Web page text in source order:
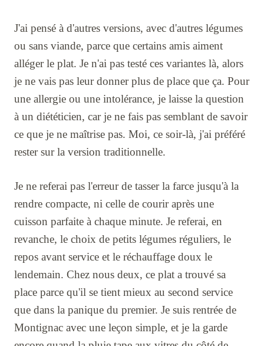
J'ai pensé à d'autres versions, avec d'autres légumes
ou sans viande, parce que certains amis aiment
alléger le plat. Je n'ai pas testé ces variantes là, alors
je ne vais pas leur donner plus de place que ça. Pour
une allergie ou une intolérance, je laisse la question
à un diététicien, car je ne fais pas semblant de savoir
ce que je ne maîtrise pas. Moi, ce soir-là, j'ai préféré
rester sur la version traditionnelle.
Je ne referai pas l'erreur de tasser la farce jusqu'à la
rendre compacte, ni celle de courir après une
cuisson parfaite à chaque minute. Je referai, en
revanche, le choix de petits légumes réguliers, le
repos avant service et le réchauffage doux le
lendemain. Chez nous deux, ce plat a trouvé sa
place parce qu'il se tient mieux au second service
que dans la panique du premier. Je suis rentrée de
Montignac avec une leçon simple, et je la garde